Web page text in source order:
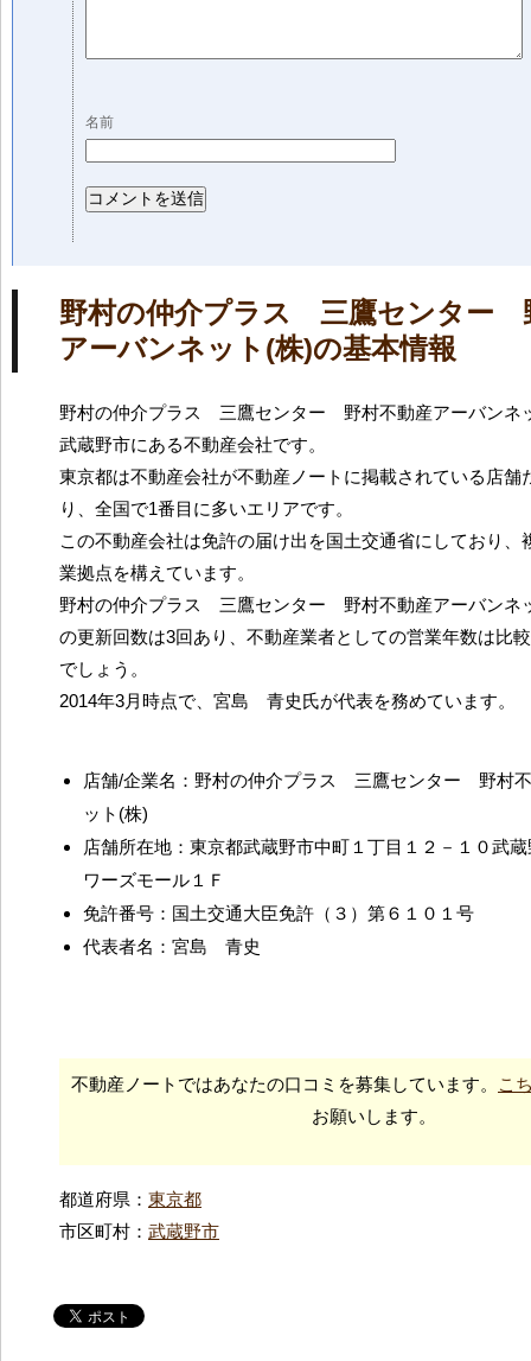
名前
野村の仲介プラス 三鷹センター
アーバンネット(株)の基本情報
野村の仲介プラス 三鷹センター 野村不動産アーバンネ
武蔵野市にある不動産会社です。
東京都は不動産会社が不動産ノートに掲載されている店舗
り、全国で1番目に多いエリアです。
この不動産会社は免許の届け出を国土交通省にしており、
業拠点を構えています。
野村の仲介プラス 三鷹センター 野村不動産アーバンネ
の更新回数は3回あり、不動産業者としての営業年数は比
でしょう。
2014年3月時点で、宮島 青史氏が代表を務めています。
店舗/企業名：野村の仲介プラス 三鷹センター 野村
ット(株)
店舗所在地：東京都武蔵野市中町１丁目１２－１０武
ワーズモール１Ｆ
免許番号：国土交通大臣免許（３）第６１０１号
代表者名：宮島 青史
不動産ノートではあなたの口コミを募集しています。
こ
お願いします。
都道府県： 東京都
市区町村： 武蔵野市